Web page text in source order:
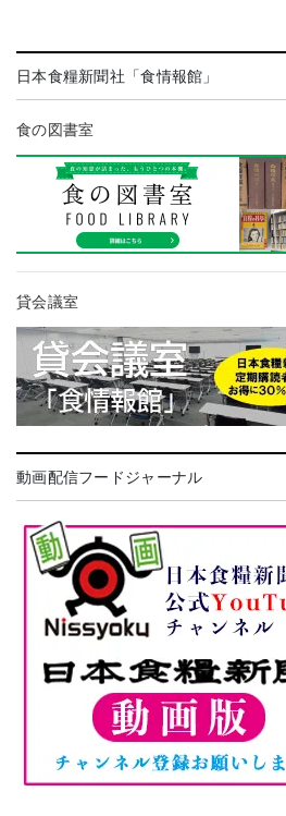
日本食糧新聞社「食情報館」
食の図書室
貸会議室
動画配信フードジャーナル